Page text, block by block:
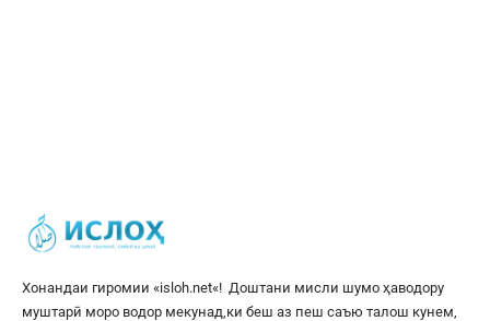
Хонандаи гиромии «isloh.net«! Доштани мисли шумо ҳаводору
муштарӣ моро водор мекунад,ки беш аз пеш саъю талош кунем,